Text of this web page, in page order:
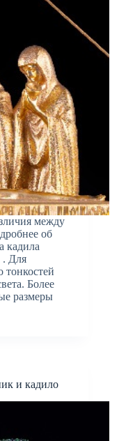
между
об
кадила
. Для
тонкостей
Более
размеры
и кадило